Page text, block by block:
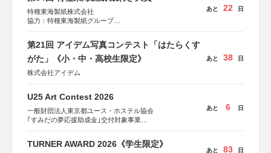
特種東海製紙株式会社
協力：特種東海製紙グループ
あと 22 日
第21回 アイデム写真コンテスト「はたらくす
がた」《小・中・高校生限定》
株式会社アイデム
あと 38 日
U25 Art Contest 2026
一般財団法人東京都ユース・ホステル協会
｢すみだの夢応援助成金｣交付対象事業
あと 6 日
TURNER AWARD 2026《学生限定》
あと 83 日